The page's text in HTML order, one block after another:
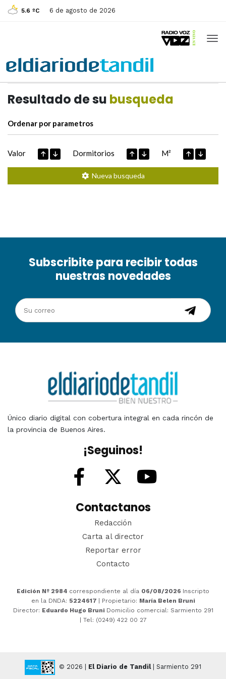
5.6 ºC 6 de agosto de 2026
Resultado de su busqueda
Ordenar por parametros
Valor Dormitorios M²
Nueva busqueda
Subscribite para recibir todas
nuestras novedades
Único diario digital con cobertura integral en cada rincón de
la provincia de Buenos Aires.
¡Seguinos!
Contactanos
Redacción
Carta al director
Reportar error
Contacto
Edición Nº 2984 correspondiente al día 06/08/2026 Inscripto
en la DNDA: 5224617 | Propietario: María Belen Bruni
Director: Eduardo Hugo Bruni Domicilio comercial: Sarmiento 291
| Tel: (0249) 422 00 27
© 2026 | El Diario de Tandil| Sarmiento 291